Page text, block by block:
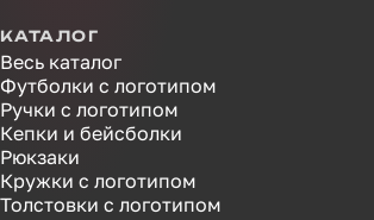
КАТАЛОГ
Весь каталог
Футболки с логотипом
Ручки с логотипом
Кепки и бейсболки
Рюкзаки
Кружки с логотипом
Толстовки с логотипом